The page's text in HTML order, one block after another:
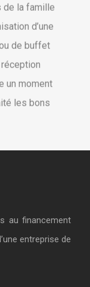
d’une
de buffet
réception
moment
les bons
au financement
entreprise de